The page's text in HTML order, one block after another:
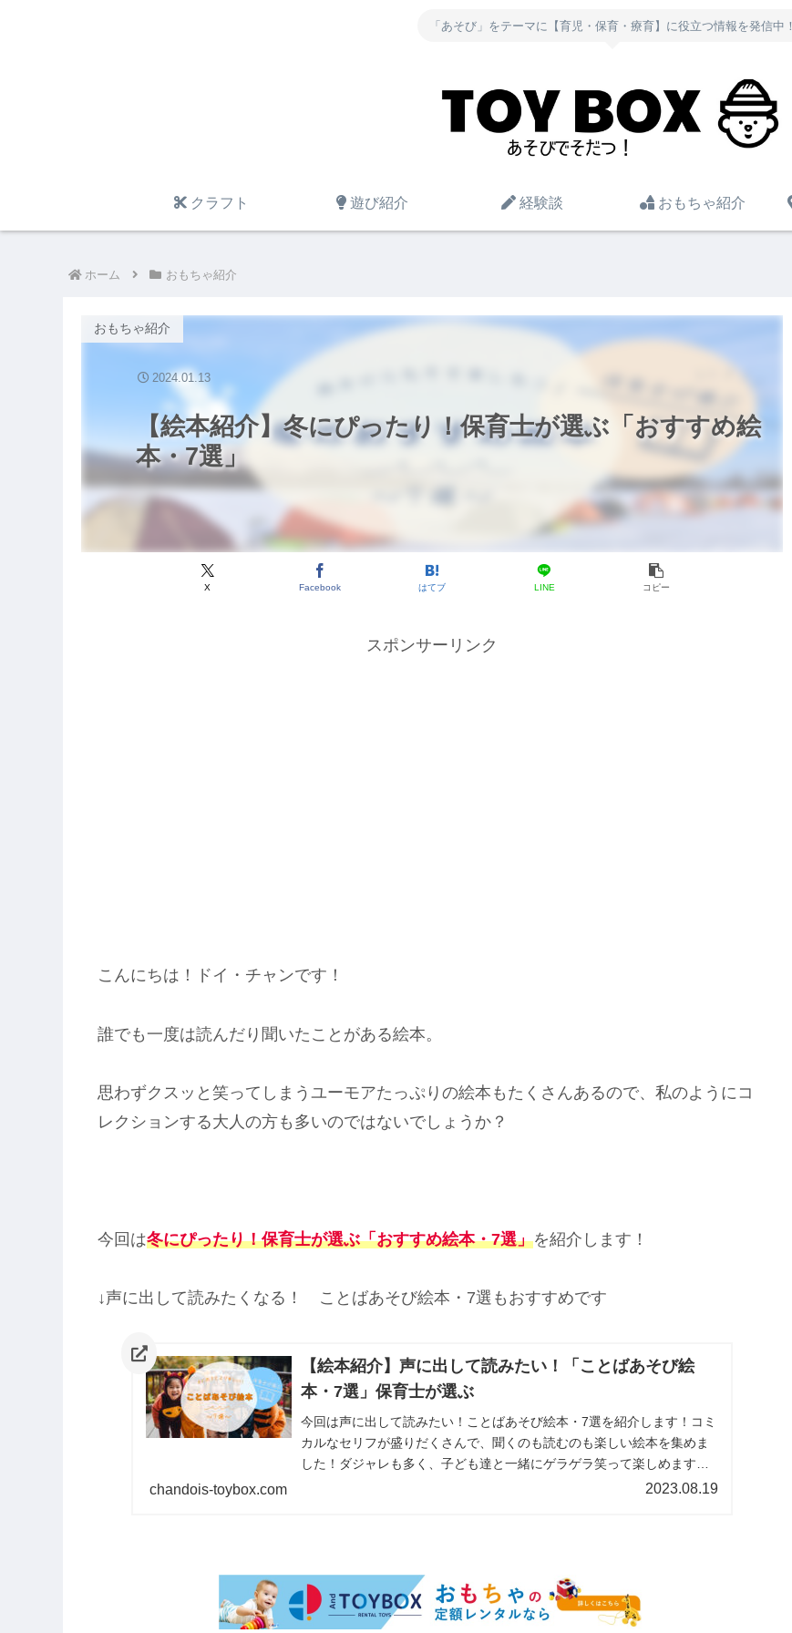
「あそび」をテーマに【育児・保育・療育】に役立つ情報を発信中！
クラフト 遊び紹介 経験談 おもちゃ紹介
ホーム おもちゃ紹介
【絵本紹介】冬にぴったり！保育士が選ぶ「おすすめ絵
本・7選」
おもちゃ紹介
X Facebook はてブ LINE コピー
2024.01.13
スポンサーリンク
こんにちは！ドイ・チャンです！
誰でも一度は読んだり聞いたことがある絵本。
思わずクスッと笑ってしまうユーモアたっぷりの絵本もたくさんあるので、私のようにコ
レクションする大人の方も多いのではないでしょうか？
今回は冬にぴったり！保育士が選ぶ「おすすめ絵本・7選」を紹介します！
↓声に出して読みたくなる！ ことばあそび絵本・7選もおすすめです
【絵本紹介】声に出して読みたい！「ことばあそび絵
本・7選」保育士が選ぶ
今回は声に出して読みたい！ことばあそび絵本・7選を紹介します！コミ
カルなセリフが盛りだくさんで、聞くのも読むのも楽しい絵本を集めま
した！ダジャレも多く、子ども達と一緒にゲラゲラ笑って楽しめます
chandois-toybox.com 2023.08.19